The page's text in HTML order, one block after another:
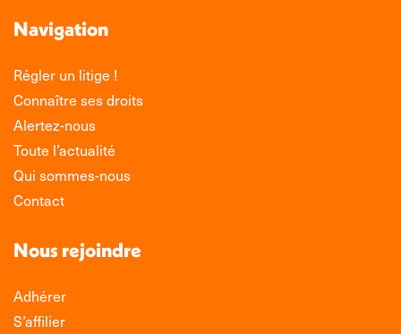
Navigation
Régler un litige !
Connaître ses droits
Alertez-nous
Toute l’actualité
Qui sommes-nous
Contact
Nous rejoindre
Adhérer
S’affilier